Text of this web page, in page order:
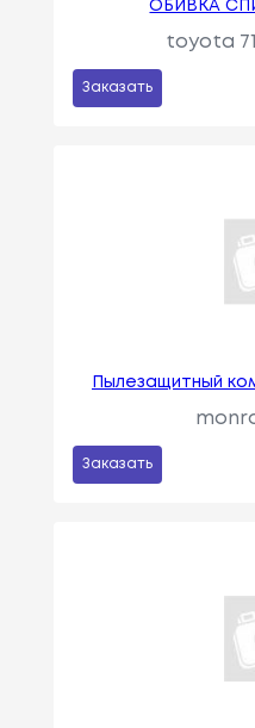
ОБИВКА
toyota
Заказать
Пылезащитный
Заказать